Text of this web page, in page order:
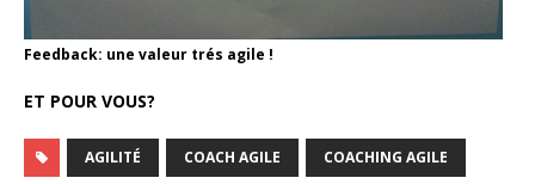
Feedback: une valeur trés agile !
ET POUR VOUS?
AGILITÉ COACH AGILE COACHING AGILE